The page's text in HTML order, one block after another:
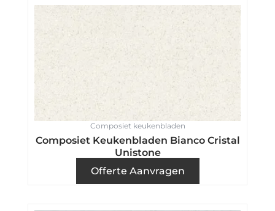
Composiet keukenbladen
Composiet Keukenbladen Bianco Cristal
Unistone
Offerte Aanvragen